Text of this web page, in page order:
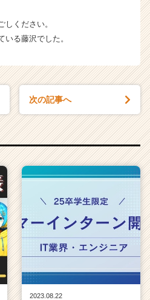
しください。
る藤沢でした。
次の記事へ
2023.08.22